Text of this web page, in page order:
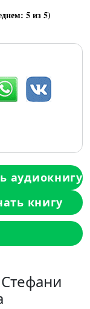
5из 5)
аудиокнигу
книгу